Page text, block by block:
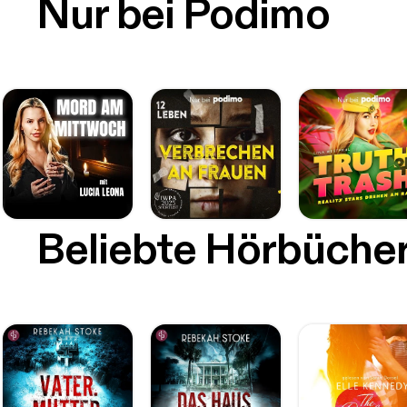
Nur bei Podimo
Beliebte